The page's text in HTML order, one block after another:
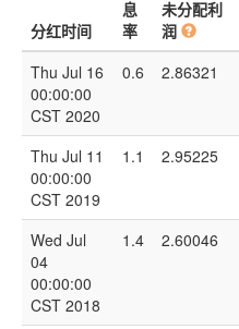
分红时间
息
率
未分配利
润
Thu Jul 16
00:00:00
CST 2020
0.6 2.86321
Thu Jul 11
00:00:00
CST 2019
1.1 2.95225
Wed Jul
04
00:00:00
CST 2018
1.4 2.60046